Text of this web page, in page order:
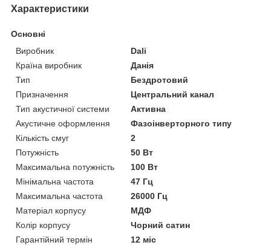
Характеристики
Основні
Виробник
Dali
Країна виробник
Данія
Тип
Бездротовий
Призначення
Центральний канал
Тип акустичної системи
Активна
Акустичне оформлення
Фазоінверторного типу
Кількість смуг
2
Потужність
50 Вт
Максимальна потужність
100 Вт
Мінімальна частота
47 Гц
Максимальна частота
26000 Гц
Матеріал корпусу
МДФ
Колір корпусу
Чорний сатин
Гарантійний термін
12 міс